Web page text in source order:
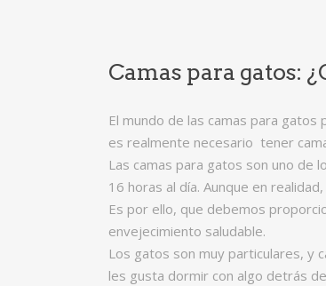
Camas para gatos:
El mundo de las camas para
es realmente necesario tener
Las camas para gatos son uno de
16 horas al día. Aunque en
Es por ello, que debemos
envejecimiento saludable.
Los gatos son muy particulares, y
les gusta dormir con algo detrás